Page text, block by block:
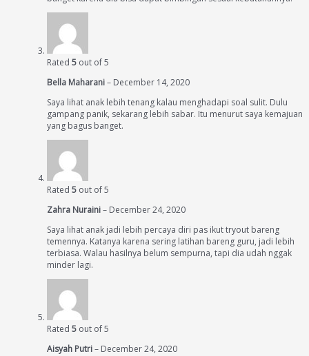
Rated 5 out of 5
Bella Maharani– December 14, 2020
Saya lihat anak lebih tenang kalau menghadapi soal sulit. Dulu
gampang panik, sekarang lebih sabar. Itu menurut saya kemajuan
yang bagus banget.
Rated 5 out of 5
Zahra Nuraini– December 24, 2020
Saya lihat anak jadi lebih percaya diri pas ikut tryout bareng
temennya. Katanya karena sering latihan bareng guru, jadi lebih
terbiasa. Walau hasilnya belum sempurna, tapi dia udah nggak
minder lagi.
Rated 5 out of 5
Aisyah Putri– December 24, 2020